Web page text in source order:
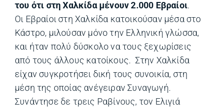
του ότι στη Χαλκίδα μένουν 2.000 Εβραίοι.
Οι Εβραίοι στη Χαλκίδα κατοικούσαν μέσα στο
Κάστρο, μιλούσαν μόνο την Ελληνική γλώσσα,
και ήταν πολύ δύσκολο να τους ξεχωρίσεις
από τους άλλους κατοίκους. Στην Χαλκίδα
είχαν συγκροτήσει δική τους συνοικία, στη
μέση της οποίας ανέγειραν Συναγωγή.
Συνάντησε δε τρεις Ραβίνους, τον Ελιγιά